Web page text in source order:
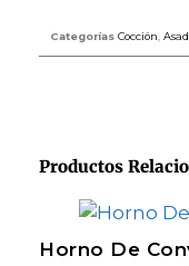
Categorías Cocción
Productos
Horno De